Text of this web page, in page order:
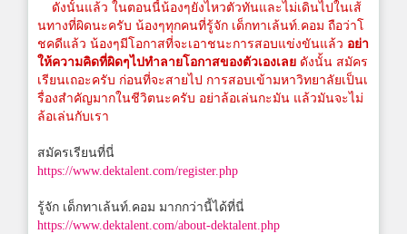
ดังนั้นแล้ว ในตอนนี้น้องๆยังไหวตัวทันและไม่เดินไปในเส้
นทางที่ผิดนะครับ น้องๆทุกคนที่รู้จัก เด็กทาเล้นท์.คอม ถือว่าโ
ชคดีแล้ว น้องๆมีโอกาสที่จะเอาชนะการสอบแข่งขันแล้ว อย่า
ให้ความคิดที่ผิดๆไปทำลายโอกาสของตัวเองเลย ดังนั้น สมัคร
เรียนเถอะครับ ก่อนที่จะสายไป การสอบเข้ามหาวิทยาลัยเป็นเ
รื่องสำคัญมากในชีวิตนะครับ อย่าล้อเล่นกะมัน แล้วมันจะไม่
ล้อเล่นกับเรา
สมัครเรียนที่นี่
https://www.dektalent.com/register.php
รู้จัก เด็กทาเล้นท์.คอม มากกว่านี้ได้ที่นี่
https://www.dektalent.com/about-dektalent.php